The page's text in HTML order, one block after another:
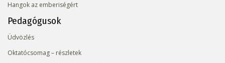
Hangok az emberiségért
Pedagógusok
Üdvözlés
Oktatócsomag – részletek